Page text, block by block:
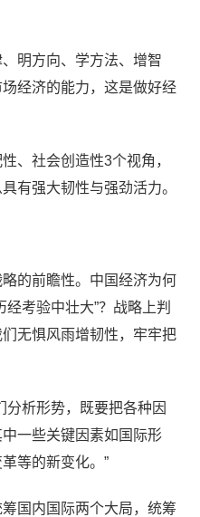
明方向、学方法、增智
经济的能力，这是做好经
、社会创造性3个视角，
有强大韧性与强劲活力。
的前瞻性。中国经济为何
考验中壮大”？战略上判
无惧风雨增韧性，牢牢把
分析形势，既要把各种因
一些关键因素如国际形
等的新变化。”
国内国际两个大局，统筹